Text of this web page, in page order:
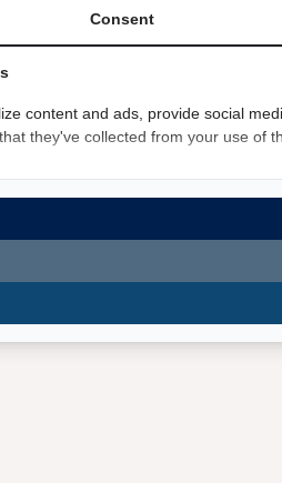
Consent
content and ads, provide social
they've collected from your use of